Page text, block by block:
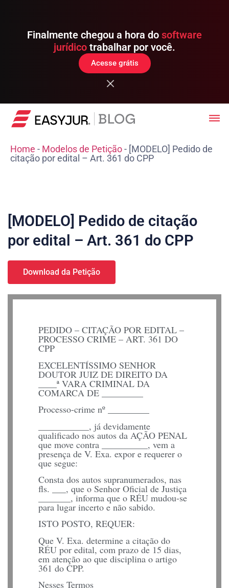
Finalmente chegou a hora do software
jurídico trabalhar por você.
Acesse grátis
Home - Modelos de Petição- [MODELO] Pedido de
citação por edital – Art. 361 do CPP
[MODELO] Pedido de citação
por edital – Art. 361 do CPP
Download da Petição
PEDIDO – CITAÇÃO POR EDITAL –
PROCESSO CRIME – ART. 361 DO
CPP
EXCELENTÍSSIMO SENHOR
DOUTOR JUIZ DE DIREITO DA
____ª VARA CRIMINAL DA
COMARCA DE _________
Processo-crime nº _________
___________, já devidamente
qualificado nos autos da AÇÃO PENAL
que move contra __________, vem a
presença de V. Exa. expor e requerer o
que segue:
Consta dos autos supranumerados, nas
fls. ___, que o Senhor Oficial de Justiça
_______, informa que o RÉU mudou-se
para lugar incerto e não sabido.
ISTO POSTO, REQUER:
Que V. Exa. determine a citação do
RÉU por edital, com prazo de 15 dias,
em atenção ao que disciplina o artigo
361 do CPP.
Nesses Termos